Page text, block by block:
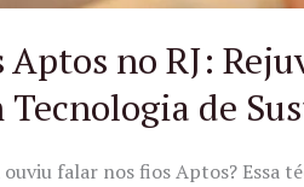
Aptos no RJ:
Tecnologia de
ouviu falar nos fios Aptos? Essa